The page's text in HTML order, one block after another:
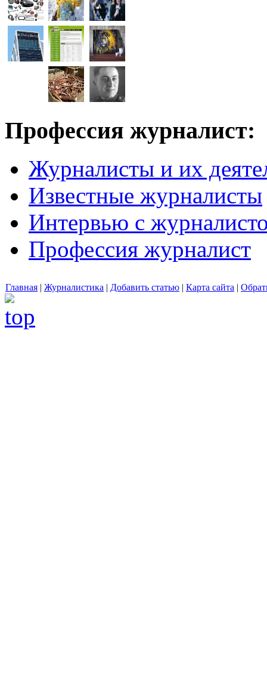
Профессия журналист:
Журналисты и их
Известные журналисты
Интервью с
Профессия журналист
Главная | Журналистика | Добавить статью | Карта сайта |